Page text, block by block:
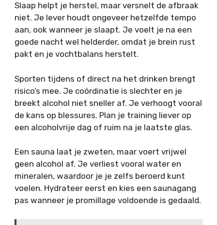
Slaap helpt je herstel, maar versnelt de afbraak
niet. Je lever houdt ongeveer hetzelfde tempo
aan, ook wanneer je slaapt. Je voelt je na een
goede nacht wel helderder, omdat je brein rust
pakt en je vochtbalans herstelt.
Sporten tijdens of direct na het drinken brengt
risico’s mee. Je coördinatie is slechter en je
breekt alcohol niet sneller af. Je verhoogt vooral
de kans op blessures. Plan je training liever op
een alcoholvrije dag of ruim na je laatste glas.
Een sauna laat je zweten, maar voert vrijwel
geen alcohol af. Je verliest vooral water en
mineralen, waardoor je je zelfs beroerd kunt
voelen. Hydrateer eerst en kies een saunagang
pas wanneer je promillage voldoende is gedaald.